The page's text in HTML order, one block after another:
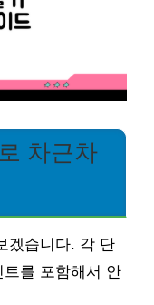
차근차
겠습니다. 각 단
를 포함해서 안